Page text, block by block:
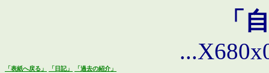
「
「表紙へ戻る」 「日記」 「過去の紹介」